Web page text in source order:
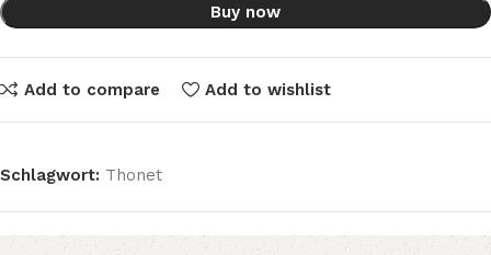
Buy now
Add to compare Add to wishlist
Schlagwort: Thonet